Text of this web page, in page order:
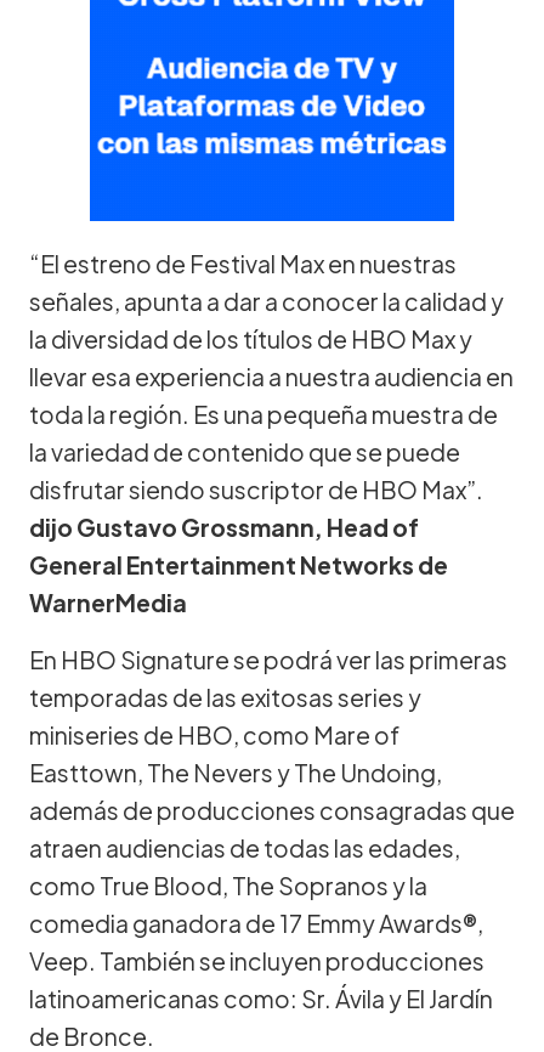
“El estreno de Festival Max en nuestras
señales, apunta a dar a conocer la calidad y
la diversidad de los títulos de HBO Max y
llevar esa experiencia a nuestra audiencia en
toda la región. Es una pequeña muestra de
la variedad de contenido que se puede
disfrutar siendo suscriptor de HBO Max”.
dijo Gustavo Grossmann, Head of
General Entertainment Networks de
WarnerMedia
En HBO Signature se podrá ver las primeras
temporadas de las exitosas series y
miniseries de HBO, como Mare of
Easttown, The Nevers y The Undoing,
además de producciones consagradas que
atraen audiencias de todas las edades,
como True Blood, The Sopranos y la
comedia ganadora de 17 Emmy Awards®,
Veep. También se incluyen producciones
latinoamericanas como: Sr. Ávila y El Jardín
de Bronce.